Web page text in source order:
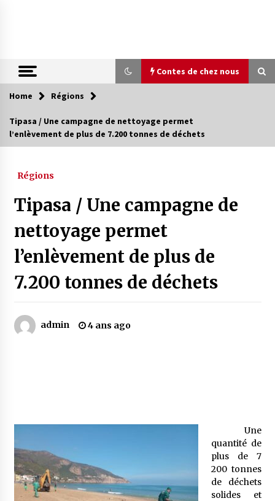
Contes de chez nous
Contes de chez nous
4 ans ago
Oum el Gaïla / L’ogresse du M’zab
4 ans ago
4 ans ago
Le bouc de l’Au-delà
5 ans ago
Home Régions
Tipasa / Une campagne de nettoyage permet
l’enlèvement de plus de 7.200 tonnes de déchets
Régions
Tipasa / Une campagne de
nettoyage permet
l’enlèvement de plus de
7.200 tonnes de déchets
admin 4 ans ago
Une
quantité de
plus de 7
200 tonnes
de déchets
solides et